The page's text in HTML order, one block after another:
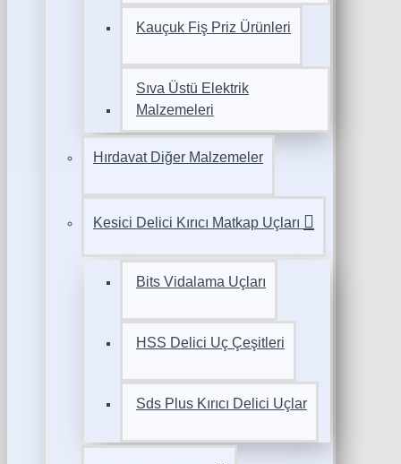
Kauçuk Fiş Priz Ürünleri
Sıva Üstü Elektrik
Malzemeleri
Hırdavat Diğer Malzemeler
Kesici Delici Kırıcı Matkap Uçları
Bits Vidalama Uçları
HSS Delici Uç Çeşitleri
Sds Plus Kırıcı Delici Uçlar